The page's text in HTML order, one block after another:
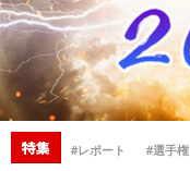
特集 #レポート #選手権